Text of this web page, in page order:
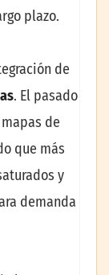
plazo.
de
. El pasado
de
que más
y
demanda